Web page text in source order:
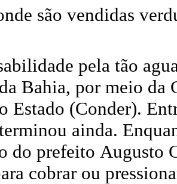
são vendidas
pela tão
Bahia, por meio da
Estado (Conder).
ainda.
do prefeito Augusto
cobrar ou